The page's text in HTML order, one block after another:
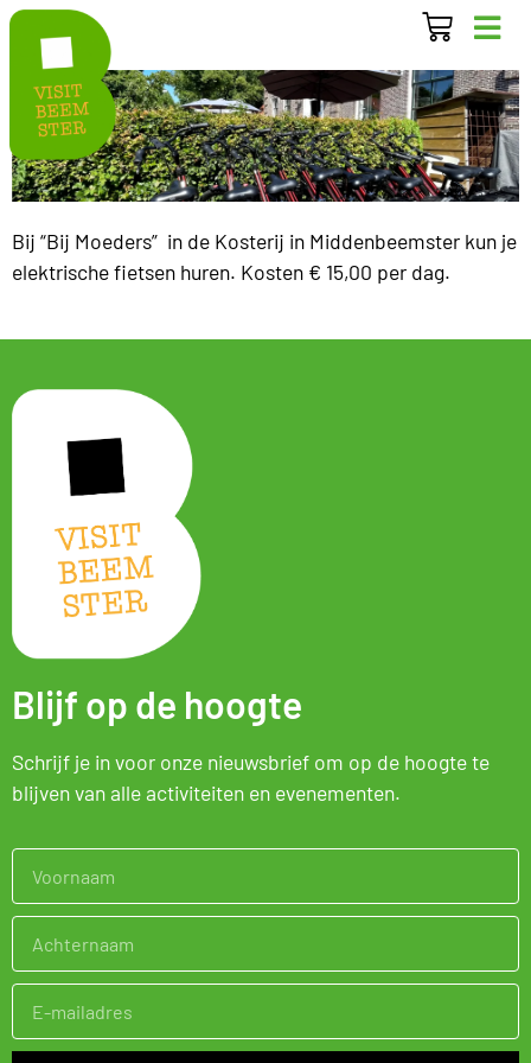
Bij “Bij Moeders” in de Kosterij in Middenbeemster kun je
elektrische fietsen huren. Kosten € 15,00 per dag.
Blijf op de hoogte
Schrijf je in voor onze nieuwsbrief om op de hoogte te
blijven van alle activiteiten en evenementen.